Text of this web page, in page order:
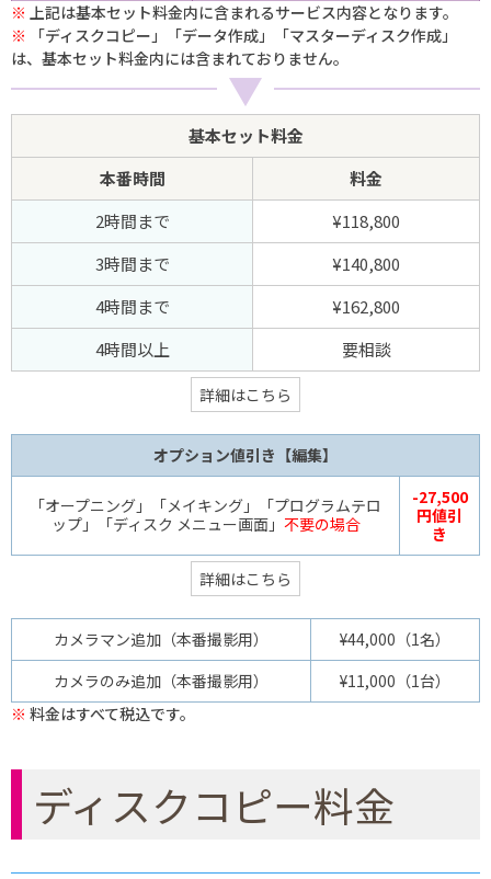
上記は基本セット料金内に含まれるサービス内容となります。
「ディスクコピー」「データ作成」「マスターディスク作成」
は、基本セット料金内には含まれておりません。
▼
基本セット料金
本番時間
料金
2時間まで
¥118,800
3時間まで
¥140,800
4時間まで
¥162,800
4時間以上
要相談
詳細はこちら
オプション値引き【編集】
「オープニング」「メイキング」「プログラムテロ
ップ」「ディスク メニュー画面」 不要の場合
-27,500
円値引
き
詳細はこちら
カメラマン追加（本番撮影用）
¥44,000（1名）
カメラのみ追加（本番撮影用）
¥11,000（1台）
料金はすべて税込です。
ディスクコピー料金